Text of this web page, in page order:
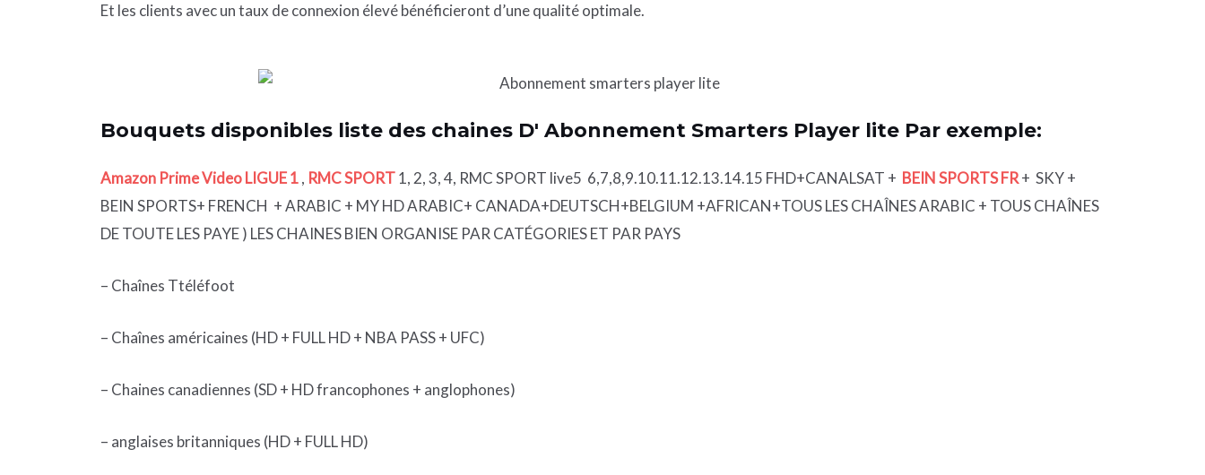
Et les clients avec un taux de connexion élevé bénéficieront d’une qualité optimale.
Bouquets disponibles liste des chaines D' Abonnement Smarters Player lite Par exemple:
Amazon Prime Video LIGUE 1, RMC SPORT1, 2, 3, 4, RMC SPORT live5 6,7,8,9.10.11.12.13.14.15 FHD+CANALSAT + BEIN SPORTS FR+ SKY +
BEIN SPORTS+ FRENCH + ARABIC + MY HD ARABIC+ CANADA+DEUTSCH+BELGIUM +AFRICAN+TOUS LES CHAÎNES ARABIC + TOUS CHAÎNES
DE TOUTE LES PAYE ) LES CHAINES BIEN ORGANISE PAR CATÉGORIES ET PAR PAYS
– Chaînes Ttéléfoot
– Chaînes américaines (HD + FULL HD + NBA PASS + UFC)
– Chaines canadiennes (SD + HD francophones + anglophones)
– anglaises britanniques (HD + FULL HD)